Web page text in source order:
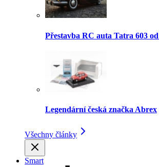
Přestavba RC auta Tatra 603
Legendární česká značka Abrex
Všechny články
Smart